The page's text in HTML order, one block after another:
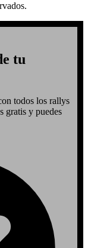
tu
todos los rallys
gratis y puedes